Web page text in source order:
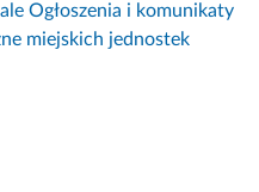
Ogłoszenia i komunikaty
miejskich jednostek